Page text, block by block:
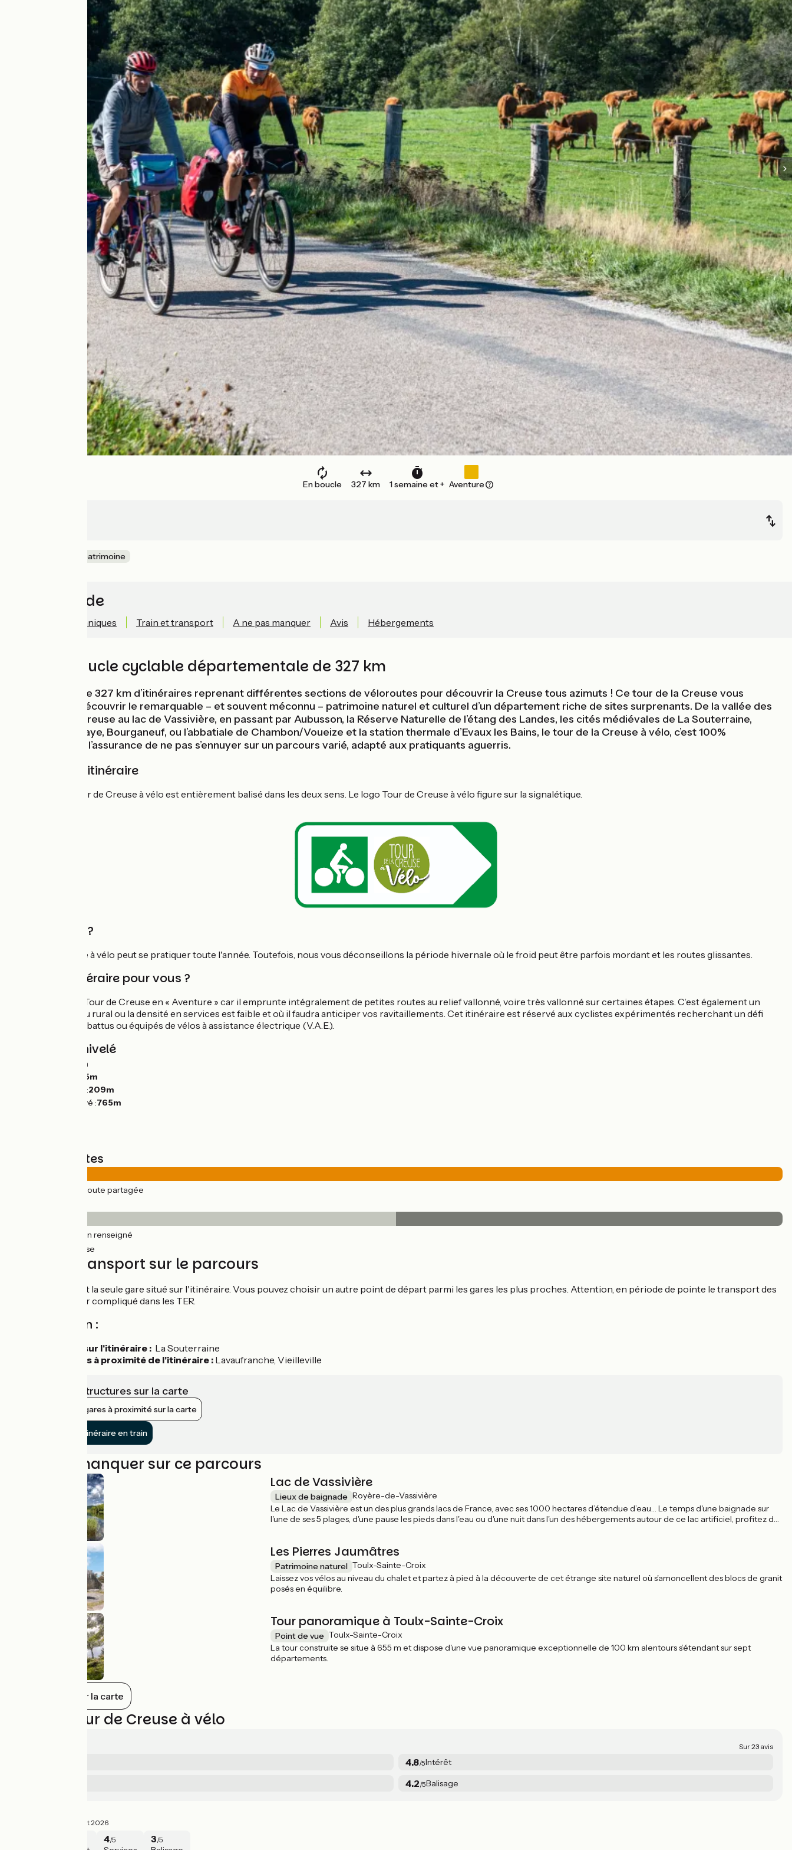
En boucle 327 km 1 semaine et + Aventure
Nature & petit patrimoine
Accès rapide
Informations techniques Train et transport A ne pas manquer Avis Hébergements
Grande boucle cyclable départementale de 327 km
Un tour à vélo de 327 km d’itinéraires reprenant différentes sections de véloroutes pour découvrir la Creuse tous azimuts ! Ce tour de la Creuse vous
permettra de découvrir le remarquable – et souvent méconnu – patrimoine naturel et culturel d’un département riche de sites surprenants. De la vallée des
peintres de la Creuse au lac de Vassivière, en passant par Aubusson, la Réserve Naturelle de l’étang des Landes, les cités médiévales de La Souterraine,
Bénévent l’Abbaye, Bourganeuf, ou l’abbatiale de Chambon/Voueize et la station thermale d’Evaux les Bains, le tour de la Creuse à vélo, c’est 100%
découvertes et l’assurance de ne pas s’ennuyer sur un parcours varié, adapté aux pratiquants aguerris.
Balisage de l'itinéraire
L'itinéraire du Tour de Creuse à vélo est entièrement balisé dans les deux sens. Le logo Tour de Creuse à vélo figure sur la signalétique.
Quand partir ?
Le Tour de Creuse à vélo peut se pratiquer toute l'année. Toutefois, nous vous déconseillons la période hivernale où le froid peut être parfois mordant et les routes glissantes.
Est-ce un itinéraire pour vous ?
Nous classons le Tour de Creuse en « Aventure » car il emprunte intégralement de petites routes au relief vallonné, voire très vallonné sur certaines étapes. C’est également un
itinéraire en milieu rural ou la densité en services est faible et où il faudra anticiper vos ravitaillements. Cet itinéraire est réservé aux cyclistes expérimentés recherchant un défi
hors des sentiers battus ou équipés de vélos à assistance électrique (V.A.E.).
Pentes et dénivelé
3771m
3785m
Point le plus bas :209m
Point le plus élevé :765m
Types de routes
(100%) Route partagée
(50%) Non renseigné
(50%) Lisse
Trains et transport sur le parcours
La Souterraine est la seule gare situé sur l'itinéraire. Vous pouvez choisir un autre point de départ parmi les gares les plus proches. Attention, en période de pointe le transport des
vélos peut s'avérer compliqué dans les TER.
Accès en train :
Gare situé sur l'itinéraire : La Souterraine
Gares situés à proximité de l'itinéraire : Lavaufranche, Vieilleville
Voir les infrastructures sur la carte
Afficher les gares à proximité sur la carte
Rejoindre l’itinéraire en train
À ne pas manquer sur ce parcours
Lac de Vassivière
Lieux de baignade Royère-de-Vassivière
Le Lac de Vassivière est un des plus grands lacs de France, avec ses 1000 hectares d’étendue d’eau… Le temps d'une baignade sur
l'une de ses 5 plages, d'une pause les pieds dans l'eau ou d'une nuit dans l'un des hébergements autour de ce lac artificiel, profitez de
Les Pierres Jaumâtres
Patrimoine naturel Toulx-Sainte-Croix
Laissez vos vélos au niveau du chalet et partez à pied à la découverte de cet étrange site naturel où s'amoncellent des blocs de granit
posés en équilibre.
Tour panoramique à Toulx-Sainte-Croix
Point de vue Toulx-Sainte-Croix
La tour construite se situe à 655 m et dispose d'une vue panoramique exceptionnelle de 100 km alentours s’étendant sur sept
départements.
Tout afficher sur la carte
Avis sur Tour de Creuse à vélo
Sur 23 avis
4.8/5Intérêt
4.2/5Balisage
Juillet 2026
4/5 3/5